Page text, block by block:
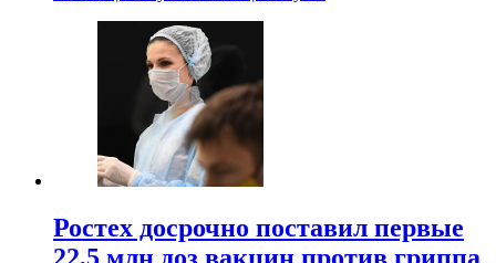
Ростех досрочно поставил первые